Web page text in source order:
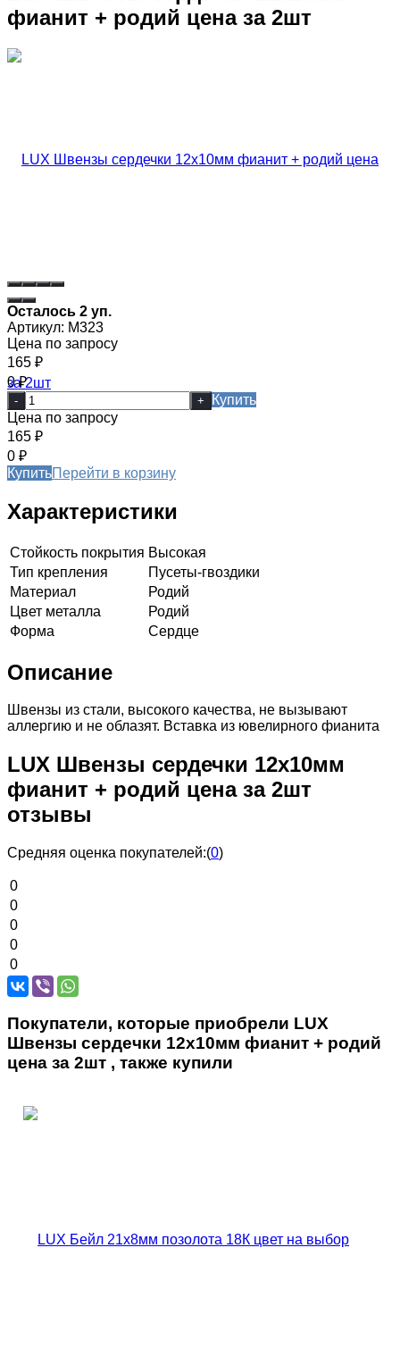
фианит + родий цена за 2шт
Осталось 2 уп.
Артикул: М323
Цена по запросу
165 ₽
0₽
- +
Купить
Цена по запросу
165 ₽
0 ₽
КупитьПерейти в корзину
Характеристики
Стойкость покрытия Высокая
Тип крепления
Пусеты-гвоздики
Материал
Родий
Цвет металла
Родий
Форма
Сердце
Описание
Швензы из стали, высокого качества, не вызывают
аллергию и не облазят. Вставка из ювелирного фианита
LUX Швензы сердечки 12х10мм
фианит + родий цена за 2шт
отзывы
Средняя оценка покупателей:(0)
0
0
0
0
0
Покупатели, которые приобрели LUX
Швензы сердечки 12х10мм фианит + родий
цена за 2шт , также купили